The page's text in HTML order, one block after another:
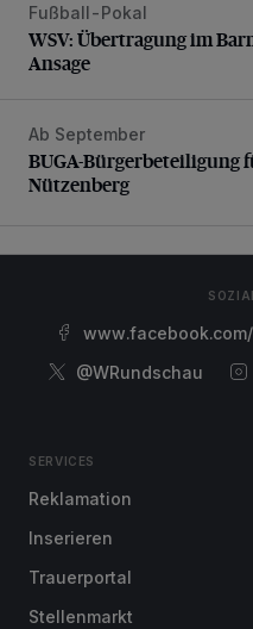
WSV: Übertragung im
Fußball-Pokal
WSV: Übertragung im
Ansage
BUGA-Bürgerbeteiligung
Ab September
BUGA-Bürgerbeteiligung
Nützenberg
@WRundschau
SERVICES
Reklamation
Inserieren
Trauerportal
Stellenmarkt